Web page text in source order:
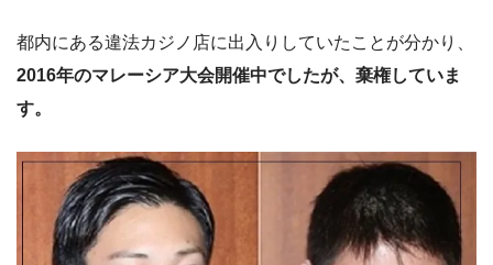
都内にある違法カジノ店に出入りしていたことが分かり、
2016年のマレーシア大会開催中でしたが、棄権していま
す。